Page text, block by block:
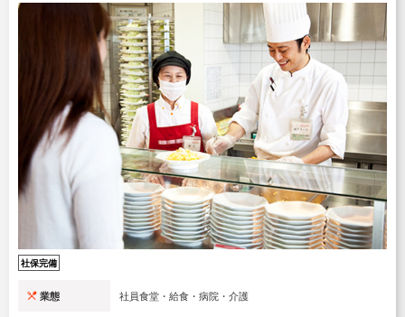
社保完備
業態 社員食堂・給食・病院・介護